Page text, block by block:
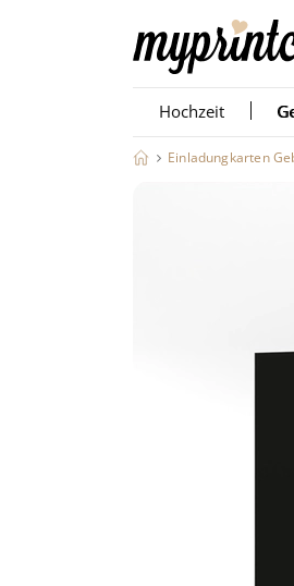
Hochzeit
Einladungkarten